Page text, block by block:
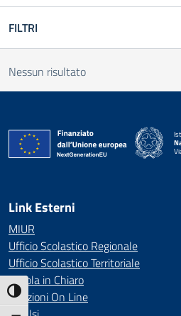
Attiva/disattiva alto contrasto
FILTRI
Nessun risultato
Link Esterni
MIUR
Ufficio Scolastico Regionale
Ufficio Scolastico Territoriale
Scuola in Chiaro
Iscrizioni On Line